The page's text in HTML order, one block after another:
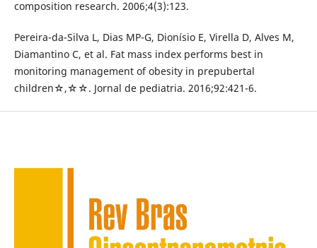
composition research. 2006;4(3):123.
Pereira-da-Silva L, Dias MP-G, Dionísio E, Virella D, Alves M,
Diamantino C, et al. Fat mass index performs best in
monitoring management of obesity in prepubertal
children☆,☆☆. Jornal de pediatria. 2016;92:421-6.